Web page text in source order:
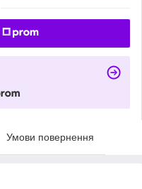
Умови повернення